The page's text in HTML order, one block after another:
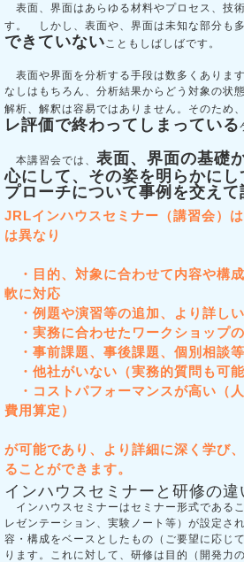
表面、界面はあらゆる材料やプロセス、技
す。 しかし、表面や、界面は未知な部分も多
できていないこともしばしばです。
表面や界面を分析する手段は数多くありま
なしはもちろん、分析結果からどう対象の状
解析、解釈は容易ではありません。そのため、
レ評価で終わってしまっている
本講習会では、 表面、界面の基礎
心にして、その姿を明らかに
プローチについて事例を交え
JRLインハウスセミナー（講習会）は
は異なり
・目的、対象に合わせて内容や構
軟に対応
・例題や演習等の追加、より詳し
・実務に合わせたワークショップ
・事前課題、事後課題、個別相談
・他社がいない（実務的質問も可能
・コストパフォーマンスが高い（
費用算定）
が可能であり、より詳細に深く学び
ることができます。
インハウスセミナーと研修の違
インハウスセミナーはセミナー形式である
レゼンテーション、実験ノート等）が設定さ
容・構成をベースとしたもの（ご要望に応じ
ります。これに対して、研修は目的（開発力